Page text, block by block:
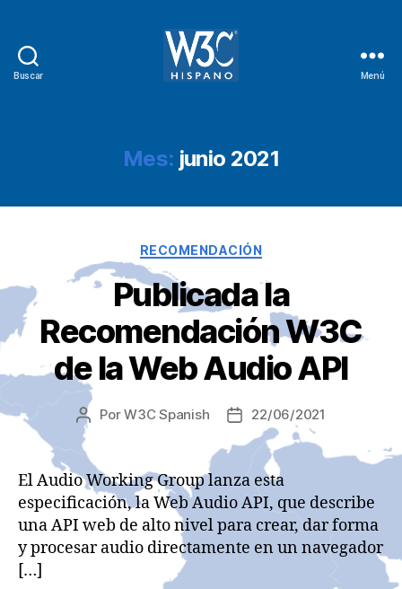
Buscar Menú
Mes: junio 2021
Categorías
RECOMENDACIÓN
Publicada la
Recomendación W3C
de la Web Audio API
Autor
de
la
entrada
PorW3C Spanish
Fecha
entrada
22/06/2021
El Audio Working Group lanza esta
especificación, la Web Audio API, que describe
una API web de alto nivel para crear, dar forma
y procesar audio directamente en un navegador
[…]